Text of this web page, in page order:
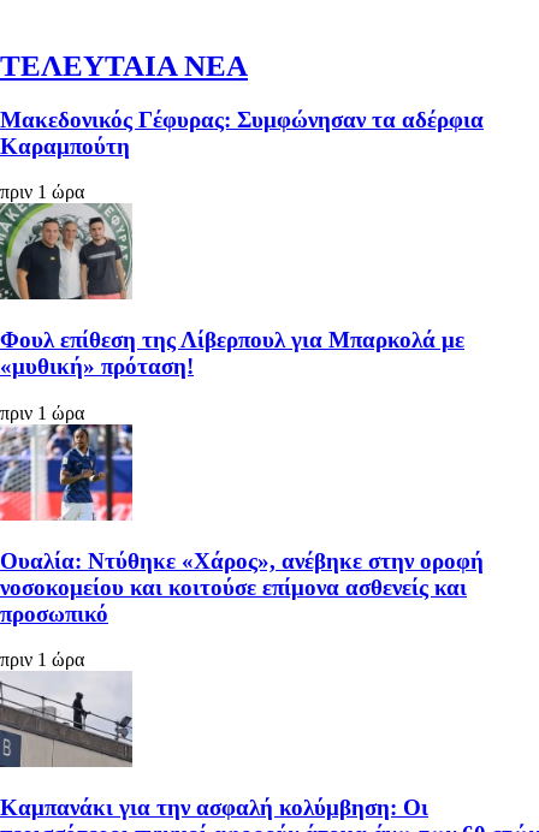
ΤΕΛΕΥΤΑΙΑ ΝΕΑ
Μακεδονικός Γέφυρας: Συμφώνησαν τα αδέρφια
Καραμπούτη
πριν 1 ώρα
Φουλ επίθεση της Λίβερπουλ για Μπαρκολά με
«μυθική» πρόταση!
πριν 1 ώρα
Ουαλία: Ντύθηκε «Χάρος», ανέβηκε στην οροφή
νοσοκομείου και κοιτούσε επίμονα ασθενείς και
προσωπικό
πριν 1 ώρα
Καμπανάκι για την ασφαλή κολύμβηση: Οι